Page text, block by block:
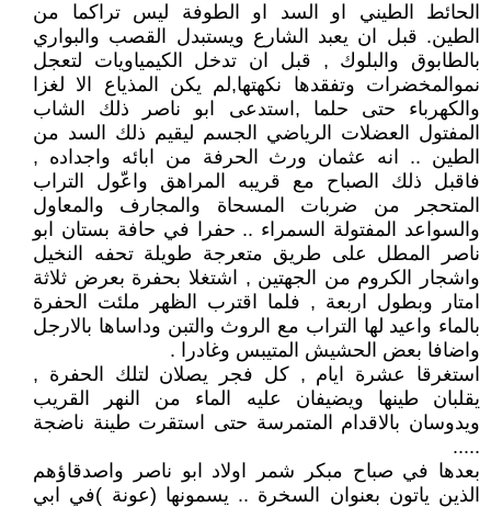
الحائط الطيني او السد او الطوفة ليس تراكما من
الطين. قبل ان يعبد الشارع ويستبدل القصب والبواري
بالطابوق والبلوك , قبل ان تدخل الكيمياويات لتعجل
نموالمخضرات وتفقدها نكهتها,لم يكن المذياع الا لغزا
والكهرباء حتى حلما ,استدعى ابو ناصر ذلك الشاب
المفتول العضلات الرياضي الجسم ليقيم ذلك السد من
الطين .. انه عثمان ورث الحرفة من ابائه واجداده ,
فاقبل ذلك الصباح مع قريبه المراهق واعّول التراب
المتحجر من ضربات المسحاة والمجارف والمعاول
والسواعد المفتولة السمراء .. حفرا في حافة بستان ابو
ناصر المطل على طريق متعرجة طويلة تحفه النخيل
واشجار الكروم من الجهتين , اشتغلا بحفرة بعرض ثلاثة
امتار وبطول اربعة , فلما اقترب الظهر ملئت الحفرة
بالماء واعيد لها التراب مع الروث والتبن وداساها بالارجل
واضافا بعض الحشيش المتيبس وغادرا .
استغرقا عشرة ايام , كل فجر يصلان لتلك الحفرة ,
يقلبان طينها ويضيفان عليه الماء من النهر القريب
ويدوسان بالاقدام المتمرسة حتى استقرت طينة ناضجة
.....
بعدها في صباح مبكر شمر اولاد ابو ناصر واصدقاؤهم
الذين ياتون بعنوان السخرة .. يسمونها (عونة )في ابي